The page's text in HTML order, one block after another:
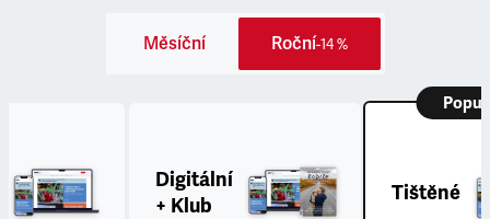
Měsíční Roční-14 %
Digitální
+ Klub
Tištěné